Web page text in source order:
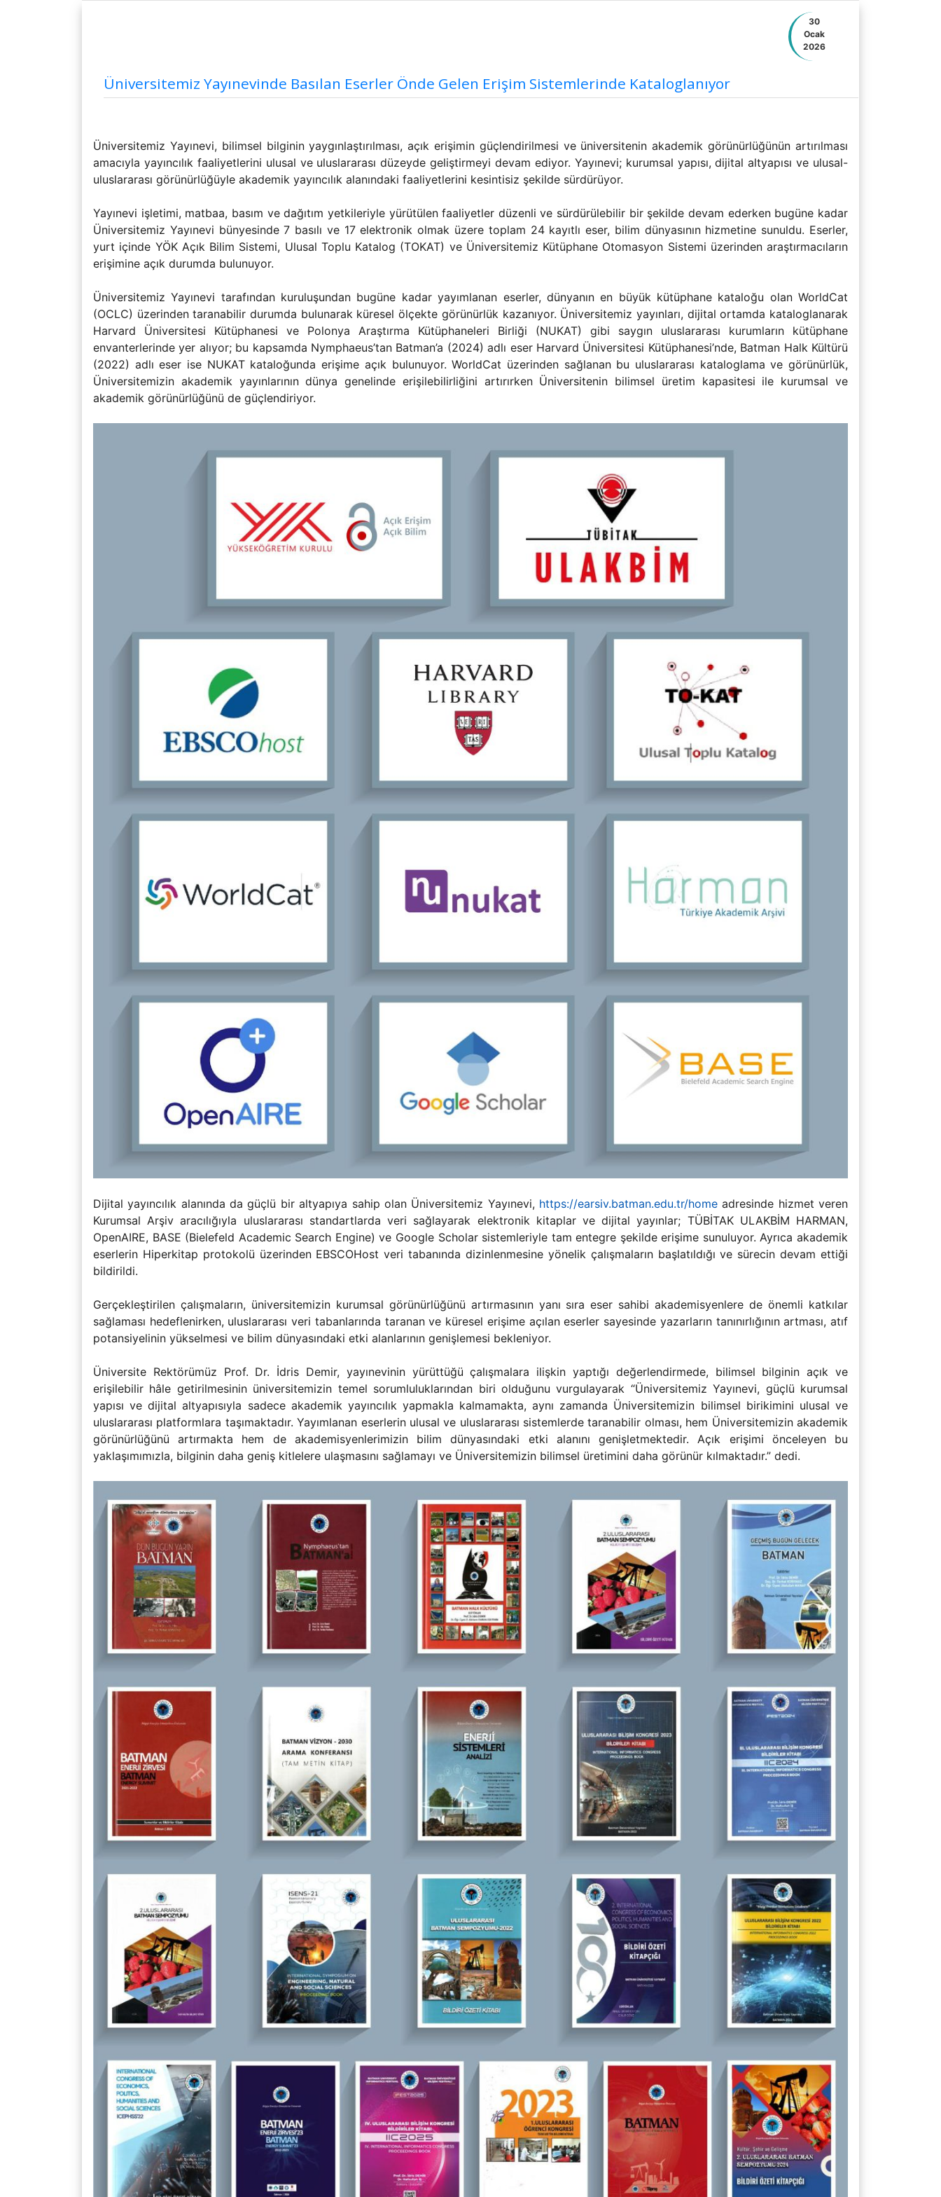
30
Ocak
2026
Üniversitemiz Yayınevinde Basılan Eserler Önde Gelen Erişim Sistemlerinde Kataloglanıyor
Üniversitemiz Yayınevi, bilimsel bilginin yaygınlaştırılması, açık erişimin güçlendirilmesi ve üniversitenin akademik görünürlüğünün artırılması
amacıyla yayıncılık faaliyetlerini ulusal ve uluslararası düzeyde geliştirmeyi devam ediyor. Yayınevi; kurumsal yapısı, dijital altyapısı ve ulusal-
uluslararası görünürlüğüyle akademik yayıncılık alanındaki faaliyetlerini kesintisiz şekilde sürdürüyor.
Yayınevi işletimi, matbaa, basım ve dağıtım yetkileriyle yürütülen faaliyetler düzenli ve sürdürülebilir bir şekilde devam ederken bugüne kadar
Üniversitemiz Yayınevi bünyesinde 7 basılı ve 17 elektronik olmak üzere toplam 24 kayıtlı eser, bilim dünyasının hizmetine sunuldu. Eserler,
yurt içinde YÖK Açık Bilim Sistemi, Ulusal Toplu Katalog (TOKAT) ve Üniversitemiz Kütüphane Otomasyon Sistemi üzerinden araştırmacıların
erişimine açık durumda bulunuyor.
Üniversitemiz Yayınevi tarafından kuruluşundan bugüne kadar yayımlanan eserler, dünyanın en büyük kütüphane kataloğu olan WorldCat
(OCLC) üzerinden taranabilir durumda bulunarak küresel ölçekte görünürlük kazanıyor. Üniversitemiz yayınları, dijital ortamda kataloglanarak
Harvard Üniversitesi Kütüphanesi ve Polonya Araştırma Kütüphaneleri Birliği (NUKAT) gibi saygın uluslararası kurumların kütüphane
envanterlerinde yer alıyor; bu kapsamda Nymphaeus’tan Batman’a (2024) adlı eser Harvard Üniversitesi Kütüphanesi’nde, Batman Halk Kültürü
(2022) adlı eser ise NUKAT kataloğunda erişime açık bulunuyor. WorldCat üzerinden sağlanan bu uluslararası kataloglama ve görünürlük,
Üniversitemizin akademik yayınlarının dünya genelinde erişilebilirliğini artırırken Üniversitenin bilimsel üretim kapasitesi ile kurumsal ve
akademik görünürlüğünü de güçlendiriyor.
Dijital yayıncılık alanında da güçlü bir altyapıya sahip olan Üniversitemiz Yayınevi, https://earsiv.batman.edu.tr/homeadresinde hizmet veren
Kurumsal Arşiv aracılığıyla uluslararası standartlarda veri sağlayarak elektronik kitaplar ve dijital yayınlar; TÜBİTAK ULAKBİM HARMAN,
OpenAIRE, BASE (Bielefeld Academic Search Engine) ve Google Scholar sistemleriyle tam entegre şekilde erişime sunuluyor. Ayrıca akademik
eserlerin Hiperkitap protokolü üzerinden EBSCOHost veri tabanında dizinlenmesine yönelik çalışmaların başlatıldığı ve sürecin devam ettiği
bildirildi.
Gerçekleştirilen çalışmaların, üniversitemizin kurumsal görünürlüğünü artırmasının yanı sıra eser sahibi akademisyenlere de önemli katkılar
sağlaması hedeflenirken, uluslararası veri tabanlarında taranan ve küresel erişime açılan eserler sayesinde yazarların tanınırlığının artması, atıf
potansiyelinin yükselmesi ve bilim dünyasındaki etki alanlarının genişlemesi bekleniyor.
Üniversite Rektörümüz Prof. Dr. İdris Demir, yayınevinin yürüttüğü çalışmalara ilişkin yaptığı değerlendirmede, bilimsel bilginin açık ve
erişilebilir hâle getirilmesinin üniversitemizin temel sorumluluklarından biri olduğunu vurgulayarak “Üniversitemiz Yayınevi, güçlü kurumsal
yapısı ve dijital altyapısıyla sadece akademik yayıncılık yapmakla kalmamakta, aynı zamanda Üniversitemizin bilimsel birikimini ulusal ve
uluslararası platformlara taşımaktadır. Yayımlanan eserlerin ulusal ve uluslararası sistemlerde taranabilir olması, hem Üniversitemizin akademik
görünürlüğünü artırmakta hem de akademisyenlerimizin bilim dünyasındaki etki alanını genişletmektedir. Açık erişimi önceleyen bu
yaklaşımımızla, bilginin daha geniş kitlelere ulaşmasını sağlamayı ve Üniversitemizin bilimsel üretimini daha görünür kılmaktadır.” dedi.